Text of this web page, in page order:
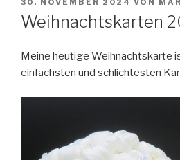
AM
30. NOVEMBER 2024 VON
Weihnachtskarten
Meine heutige Weihnachtskarte
einfachsten und schlichtesten